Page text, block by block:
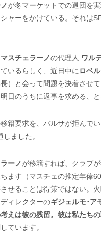
が冬マーケットでの退団を
ャーをかけている。それは
マスチェラーノの代理人 ワル
いるらしく、近日中に ロベ
長）と会って問題を決着させ
日のうちに返事を求める、と
籍要求を、バルサが拒んで
ました。
ーノが移籍すれば、クラブ
ます（マスチェの推定年俸
せることは得策ではない。
ィレクターのギジェルモ･ア
えは彼の残留。彼は私たち
ています。